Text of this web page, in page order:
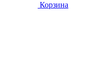
Корзина